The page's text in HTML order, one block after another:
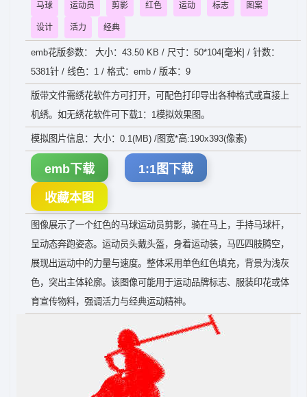
马球 运动员 剪影 红色 运动 标志 图案
设计 活力 经典
emb花版参数： 大小：43.50 KB / 尺寸：50*104[毫米] / 针数：
5381针 / 线色：1 / 格式：emb / 版本：9
版带文件需绣花软件方可打开，可配色打印导出各种格式或直接上
机绣。如无绣花软件可下载1：1模拟效果图。
模拟图片信息：大小：0.1(MB) /图宽*高:190x393(像素)
emb下载 1:1图下载
收藏本图
图像展示了一个红色的马球运动员剪影，骑在马上，手持马球杆，
呈动态奔跑姿态。运动员头戴头盔，身着运动装，马匹四肢腾空，
展现出运动中的力量与速度。整体采用单色红色填充，背景为浅灰
色，突出主体轮廓。该图像可能用于运动品牌标志、服装印花或体
育宣传物料，强调活力与经典运动精神。